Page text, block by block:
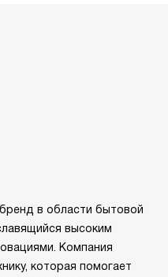
в области бытовой
высоким
Компания
которая помогает